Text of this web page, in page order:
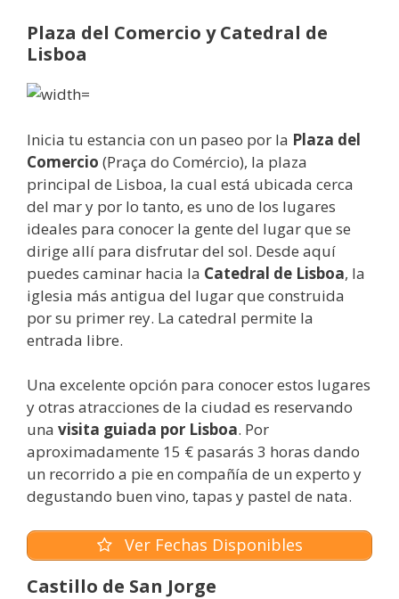
Plaza del Comercio y Catedral de
Lisboa
Inicia tu estancia con un paseo por la Plaza del
Comercio (Praça do Comércio), la plaza
principal de Lisboa, la cual está ubicada cerca
del mar y por lo tanto, es uno de los lugares
ideales para conocer la gente del lugar que se
dirige allí para disfrutar del sol. Desde aquí
puedes caminar hacia la Catedral de Lisboa, la
iglesia más antigua del lugar que construida
por su primer rey. La catedral permite la
entrada libre.
Una excelente opción para conocer estos lugares
y otras atracciones de la ciudad es reservando
una visita guiada por Lisboa. Por
aproximadamente 15 € pasarás 3 horas dando
un recorrido a pie en compañía de un experto y
degustando buen vino, tapas y pastel de nata.
Ver Fechas Disponibles
Castillo de San Jorge